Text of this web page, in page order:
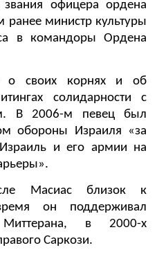
офицера ордена
ранее министр культуры
в командоры Ордена
о своих корнях и об
солидарности с
В 2006-м певец был
обороны Израиля «за
Израиль и его армии на
Масиас близок к
он поддерживал
Миттерана, в 2000-х
Саркози.